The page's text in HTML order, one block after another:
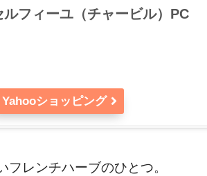
ルフィーユ（チャービル）PC
Yahooショッピング
レンチハーブのひとつ。